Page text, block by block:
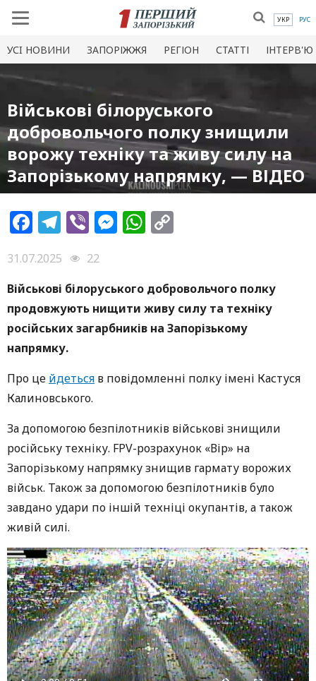
УКР РУС
УСI НОВИНИ ЗАПОРІЖЖЯ РЕГІОН СТАТТІ ІНТЕРВ'Ю
Військові білоруського
добровольчого полку знищили
ворожу техніку та живу силу на
Запорізькому напрямку, — ВІДЕО
Facebook
Telegram
ViberMessenger
WhatsApp
31.07.2025
22
Військові білоруського добровольчого полку
продовжують нищити живу силу та техніку
російських загарбників на Запорізькому
напрямку.
Про це йдеться в повідомленні полку імені Кастуся
Калиновського.
За допомогою безпілотників військові знищили
російську техніку. FPV-розрахунок «Вір» на
Запорізькому напрямку знищив гармату ворожих
військ. Також за допомогою безпілотників було
завдано удари по іншій техніці окупантів, а також
живій силі.